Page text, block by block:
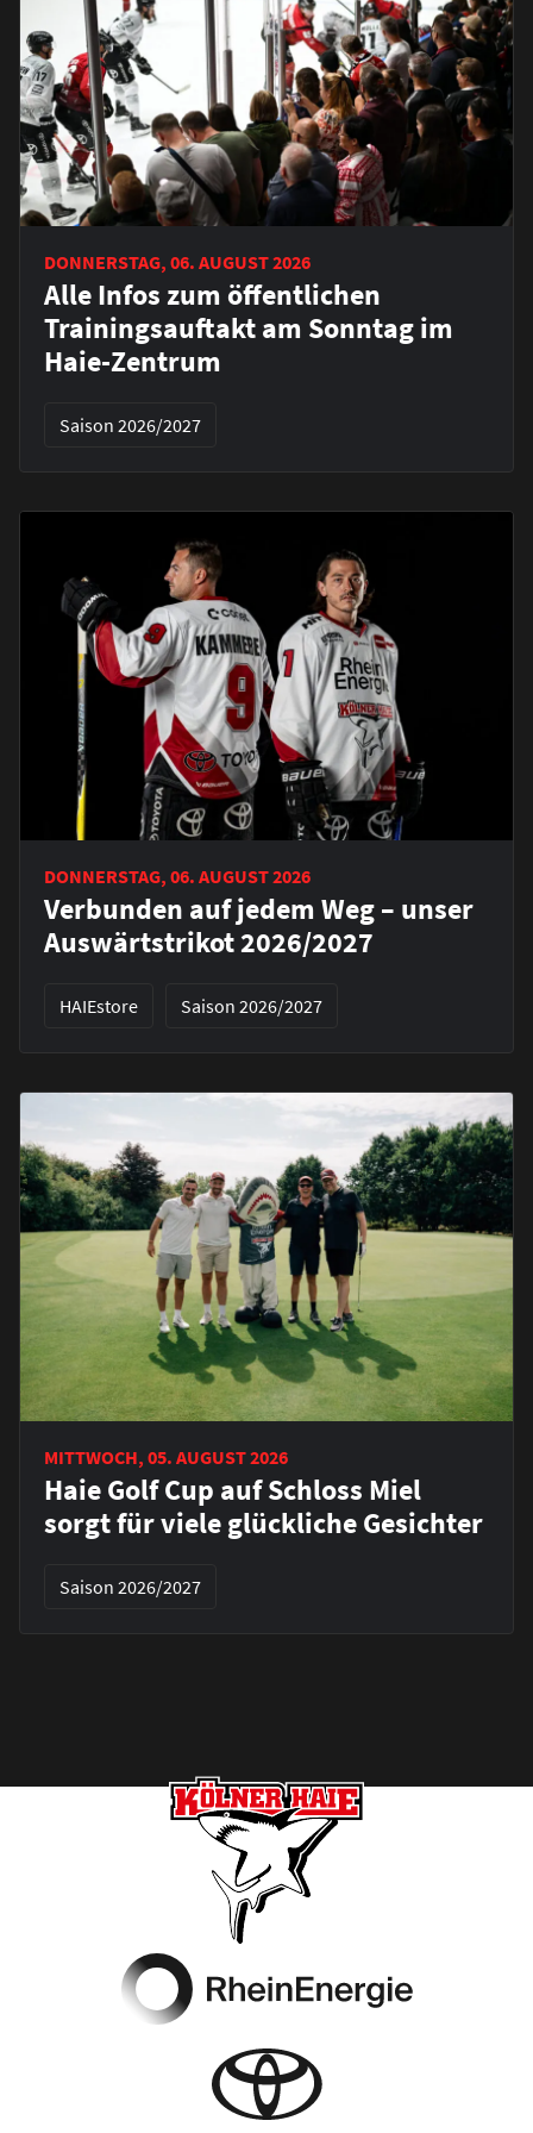
DONNERSTAG, 06. AUGUST 2026
Alle Infos zum öffentlichen
Trainingsauftakt am Sonntag im
Haie-Zentrum
Saison 2026/2027
DONNERSTAG, 06. AUGUST 2026
Verbunden auf jedem Weg – unser
Auswärtstrikot 2026/2027
HAIEstore Saison 2026/2027
MITTWOCH, 05. AUGUST 2026
Haie Golf Cup auf Schloss Miel
sorgt für viele glückliche Gesichter
Saison 2026/2027